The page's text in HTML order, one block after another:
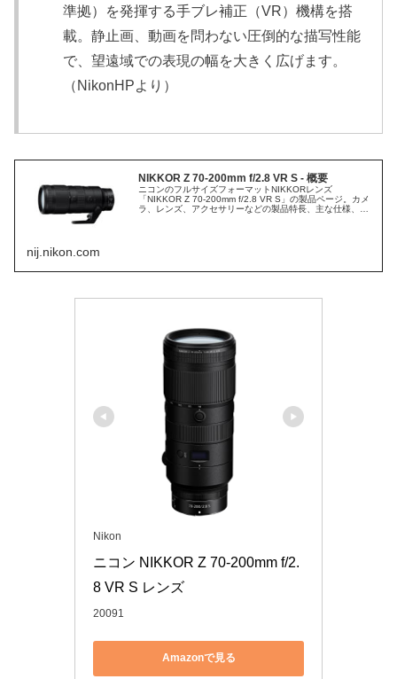
準拠）を発揮する手ブレ補正（VR）機構を搭
載。静止画、動画を問わない圧倒的な描写性能
で、望遠域での表現の幅を大きく広げます。
（NikonHPより）
NIKKOR Z 70-200mm f/2.8 VR S - 概要
ニコンのフルサイズフォーマットNIKKORレンズ
「NIKKOR Z 70-200mm f/2.8 VR S」の製品ページ。カメ
ラ、レンズ、アクセサリーなどの製品特長、主な仕様、撮
nij.nikon.com
Nikon
ニコン NIKKOR Z 70-200mm f/2.
8 VR S レンズ
20091
Amazonで見る